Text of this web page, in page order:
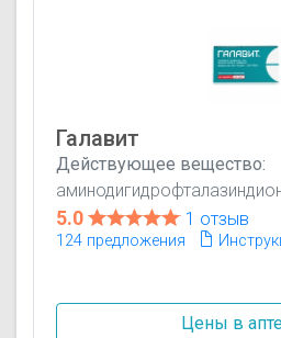
Галавит
Действующее вещество:
5.0 1 отзыв
124 предложения
Цены в